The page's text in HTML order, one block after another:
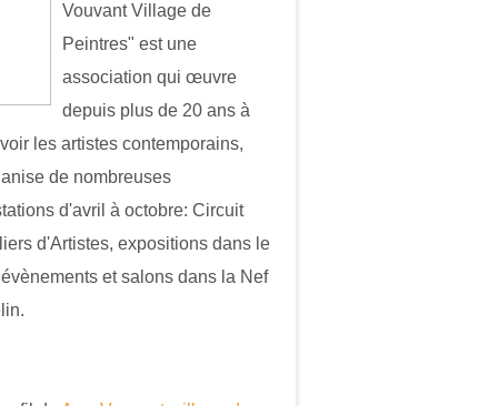
Vouvant Village de
Peintres" est une
association qui œuvre
depuis plus de 20 ans à
les artistes contemporains,
de nombreuses
d'avril à octobre: Circuit
d'Artistes, expositions dans le
et salons dans la Nef